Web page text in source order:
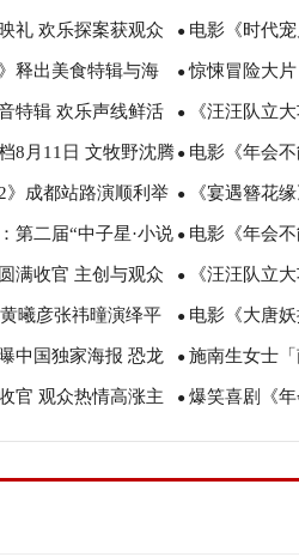
礼 欢乐探案获观众 ● 电影《时代
诠释爱与宽恕
释出美食特辑与海 ●惊悚冒险大
瑟薇直面恐龙
特辑 欢乐声线鲜活 ● 《汪汪队立
暑假亲子观影
8月11日 文牧野沈腾 ● 电影《年会
场爆笑不停共
》成都站路演顺利举
输出
● 《宴遇簪花
美食
第二届“中子星·小说
盐城揭晓
● 电影《年会
创解读分享更
满收官 主创与观众 ● 《汪汪队立
评如潮线下人
曦彦张祎曈演绎平 ● 电影《大唐
欢奇幻冒险！
中国独家海报 恐龙 ● 施南生女士
思会今早举行
官 观众热情高涨主 ● 爆笑喜剧《
成 花式整活走